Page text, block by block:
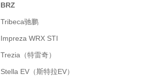
BRZ
Tribeca驰鹏
Impreza WRX STI
Trezia（特雷奇）
Stella EV（斯特拉EV）